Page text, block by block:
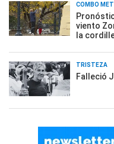
COMBO
viento
la
TRISTEZA
Falleció